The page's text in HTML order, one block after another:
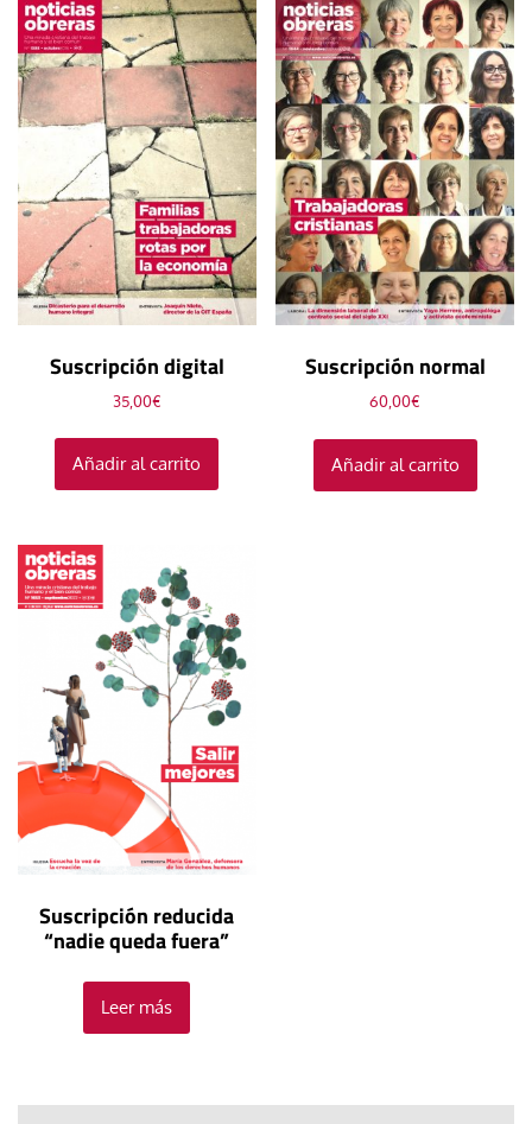
Suscripción digital
35,00€
Añadir al carrito
Suscripción normal
60,00€
Añadir al carrito
Suscripción reducida
“nadie queda fuera”
Leer más